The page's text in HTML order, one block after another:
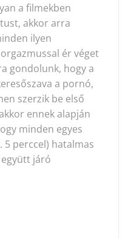
a filmekben
akkor arra
ilyen
ér véget
gondolunk, hogy a
a pornó,
szerzik be első
ennek alapján
minden egyes
5 perccel) hatalmas
járó